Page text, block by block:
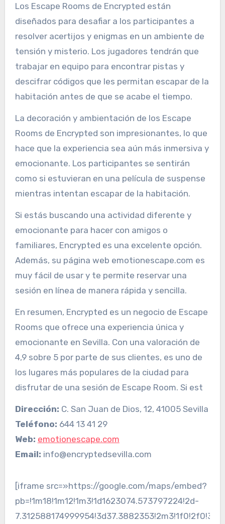
Los Escape Rooms de Encrypted están
diseñados para desafiar a los participantes a
resolver acertijos y enigmas en un ambiente de
tensión y misterio. Los jugadores tendrán que
trabajar en equipo para encontrar pistas y
descifrar códigos que les permitan escapar de la
habitación antes de que se acabe el tiempo.
La decoración y ambientación de los Escape
Rooms de Encrypted son impresionantes, lo que
hace que la experiencia sea aún más inmersiva y
emocionante. Los participantes se sentirán
como si estuvieran en una película de suspense
mientras intentan escapar de la habitación.
Si estás buscando una actividad diferente y
emocionante para hacer con amigos o
familiares, Encrypted es una excelente opción.
Además, su página web emotionescape.com es
muy fácil de usar y te permite reservar una
sesión en línea de manera rápida y sencilla.
En resumen, Encrypted es un negocio de Escape
Rooms que ofrece una experiencia única y
emocionante en Sevilla. Con una valoración de
4,9 sobre 5 por parte de sus clientes, es uno de
los lugares más populares de la ciudad para
disfrutar de una sesión de Escape Room. Si est
Dirección: C. San Juan de Dios, 12, 41005 Sevilla
Teléfono: 644 13 41 29
Web: emotionescape.com
Email: info@encryptedsevilla.com
[iframe src=»https://google.com/maps/embed?
pb=!1m18!1m12!1m3!1d1623074.573797224!2d-